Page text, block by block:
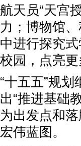
航天员“天宫
力；博物馆
中进行探究
校园，点亮更
“十五五”规
出“推进基础
为出发点和
宏伟蓝图。